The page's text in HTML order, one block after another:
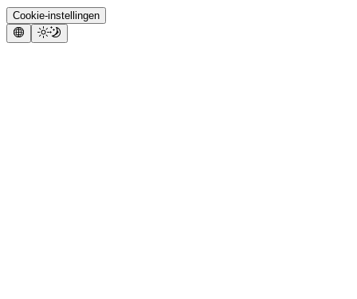
Cookie-instellingen